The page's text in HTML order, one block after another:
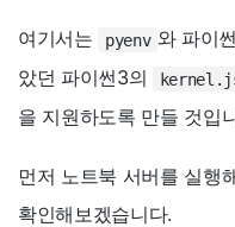
여기서는 pyenv 와 파이
았던 파이썬3의
을 지원하도록 만들 것입
먼저 노트북 서버를 실행
확인해보겠습니다.